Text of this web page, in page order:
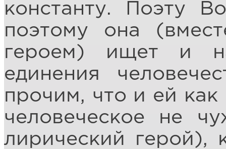
константу. Поэту
поэтому она
героем) ищет и
единения
прочим, что и ей как
человеческое не
лирический герой),